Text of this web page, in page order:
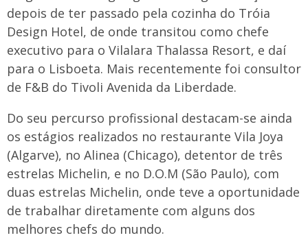
depois de ter passado pela cozinha do Tróia
Design Hotel, de onde transitou como chefe
executivo para o Vilalara Thalassa Resort, e daí
para o Lisboeta. Mais recentemente foi consultor
de F&B do Tivoli Avenida da Liberdade.
Do seu percurso profissional destacam-se ainda
os estágios realizados no restaurante Vila Joya
(Algarve), no Alinea (Chicago), detentor de três
estrelas Michelin, e no D.O.M (São Paulo), com
duas estrelas Michelin, onde teve a oportunidade
de trabalhar diretamente com alguns dos
melhores chefs do mundo.